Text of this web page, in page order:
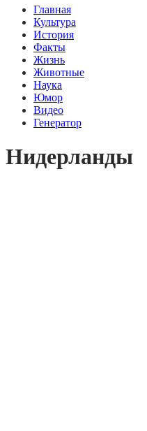
Главная
Культура
История
Факты
Жизнь
Животные
Наука
Юмор
Видео
Генератор
Нидерланды